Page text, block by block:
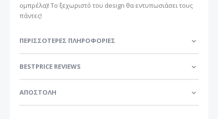
ομπρέλα)! Το ξεχωριστό του design θα εντυπωσιάσει τους
πάντες!
ΠΕΡΙΣΣΌΤΕΡΕΣ ΠΛΗΡΟΦΟΡΊΕΣ
BESTPRICE REVIEWS
ΑΠΟΣΤΟΛΗ